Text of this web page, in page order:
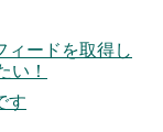
ードを取得し
！
す